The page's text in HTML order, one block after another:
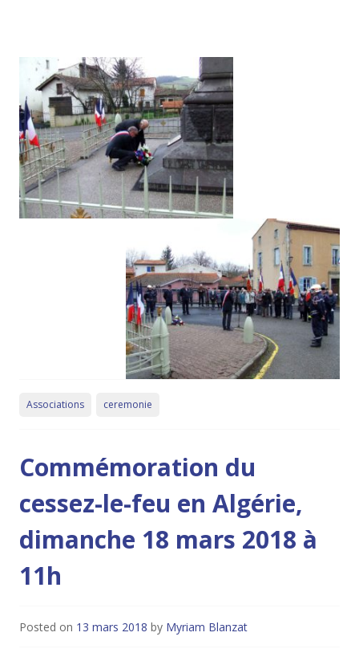
Associations ceremonie
Commémoration du
cessez-le-feu en Algérie,
dimanche 18 mars 2018 à
11h
Posted on 13 mars 2018 by Myriam Blanzat